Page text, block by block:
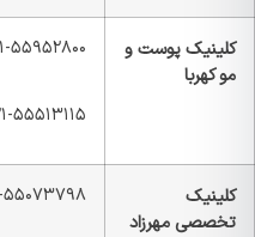
پوست و
کهربا
۰۲۱-۵۵۹۵۲۸۰۰
۰۲۱-۵۵۵۱۳۱۱۵
مهرزاد
۰۲۱-۵۵۰۷۳۷۹۸